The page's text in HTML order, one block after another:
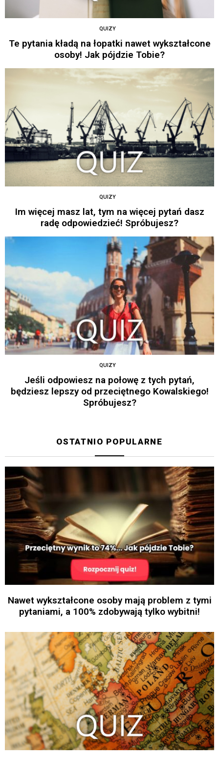
QUIZY
Te pytania kładą na łopatki nawet wykształcone
osoby! Jak pójdzie Tobie?
QUIZY
Im więcej masz lat, tym na więcej pytań dasz
radę odpowiedzieć! Spróbujesz?
QUIZY
Jeśli odpowiesz na połowę z tych pytań,
będziesz lepszy od przeciętnego Kowalskiego!
Spróbujesz?
OSTATNIO POPULARNE
Nawet wykształcone osoby mają problem z tymi
pytaniami, a 100% zdobywają tylko wybitni!